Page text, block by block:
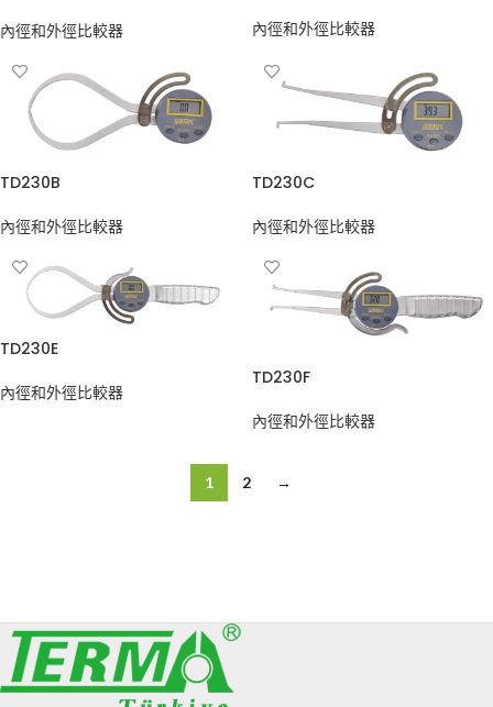
內徑和外徑比較器 內徑和外徑比較器
TD230B
內徑和外徑比較器
TD230C
內徑和外徑比較器
TD230E
內徑和外徑比較器
TD230F
內徑和外徑比較器
1 2 →